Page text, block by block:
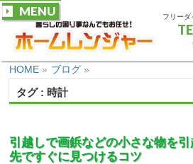
フリーダ
MENU
HOME » ブログ »
タグ : 時計
引越しで画鋲などの小さな物を引
先ですぐに見つけるコツ